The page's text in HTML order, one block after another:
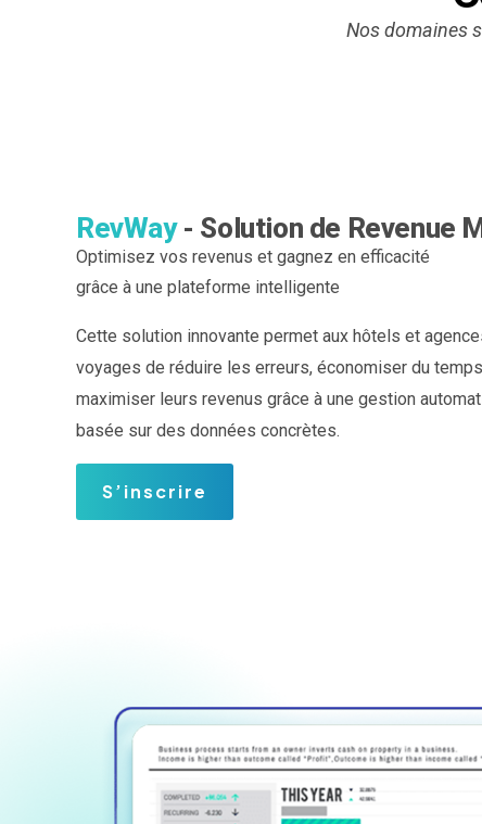
Nos domaines
RevWay- Solution de Revenue
Cette solution innovante permet aux hôtels et
voyages de réduire les erreurs, économiser du
maximiser leurs revenus grâce à une gestion
basée sur des données concrètes.
S’inscrire
Optimisez vos revenus et gagnez en efficacité
grâce à une plateforme intelligente